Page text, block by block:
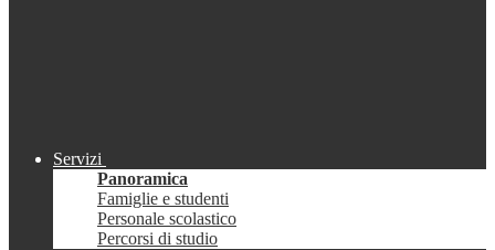
Servizi
Panoramica
Famiglie e studenti
Personale scolastico
Percorsi di studio